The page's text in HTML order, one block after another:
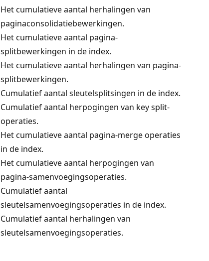
Het cumulatieve aantal herhalingen van
paginaconsolidatiebewerkingen.
Het cumulatieve aantal pagina-
splitbewerkingen in de index.
Het cumulatieve aantal herhalingen van pagina-
splitbewerkingen.
Cumulatief aantal sleutelsplitsingen in de index.
Cumulatief aantal herpogingen van key split-
operaties.
Het cumulatieve aantal pagina-merge operaties
in de index.
Het cumulatieve aantal herpogingen van
pagina-samenvoegingsoperaties.
Cumulatief aantal
sleutelsamenvoegingsoperaties in de index.
Cumulatief aantal herhalingen van
sleutelsamenvoegingsoperaties.